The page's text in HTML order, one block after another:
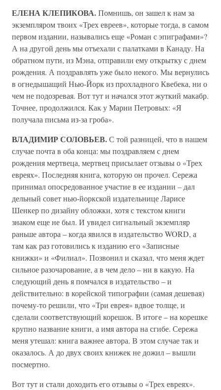
ЕЛЕНА КЛЕПИКОВА.Помнишь, он зашел к нам за
экземпляром твоих «Трех евреев», которые тогда, в самом
первом издании, назывались еще «Роман с эпиграфами»?
А на другой день мы отъехали с палатками в Канаду. На
обратном пути, из Мэна, отправили ему открытку с днем
рождения. А поздравлять уже было некого. Мы вернулись
в огнедышащий Нью-Йорк из прохладного Квебека, ни о
чем не подозревая. Вот тут и начался этот жуткий макабр.
Точнее, продолжился. Как у Марии Петровых: «Я
получала письма из-за гроба».
ВЛАДИМИР СОЛОВЬЕВ.С той разницей, что в нашем
случае почта в оба конца: мы поздравляем с днем
рождения мертвеца, мертвец присылает отзывы о «Трех
евреях». Последняя книга, которую он прочел. Сережа
принимал опосредованное участие в ее издании – дал
дельный совет нью-йоркской издательнице Ларисе
Шенкер по дизайну обложки, хотя с текстом книги
знаком еще не был. И увидел сигнальный экземпляр
раньше автора – когда явился в издательство WORD, а
там как раз готовились к изданию его «Записные
книжки» и «Филиал». Позвонил и сказал, что меня ждет
сильное разочарование, а в чем дело – ни в какую. На
следующий день я помчался в издательство – и
действительно: в корейской типографии (самая дешевая)
почему-то решили, что «Три еврея» вдвое толще, и
сделали соответствующий корешок. В итоге – на корешке
крупно название книги, а имя автора на сгибе. Сережа
меня утешал: книга важнее автора. В этом случае так и
оказалось. А до двух своих книжек не дожил – вышли
посмертно.
Вот тут и стали доходить его отзывы о «Трех евреях».